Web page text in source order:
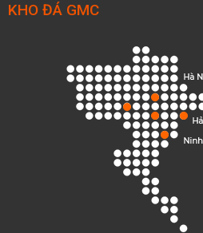
KHO ĐÁ GMC